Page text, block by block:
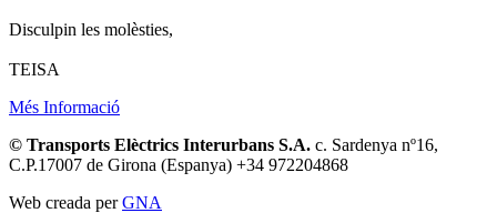
Disculpin les molèsties,
TEISA
Més Informació
© Transports Elèctrics Interurbans S.A. c. Sardenya nº16,
C.P.17007 de Girona (Espanya) +34 972204868
Web creada perGNA